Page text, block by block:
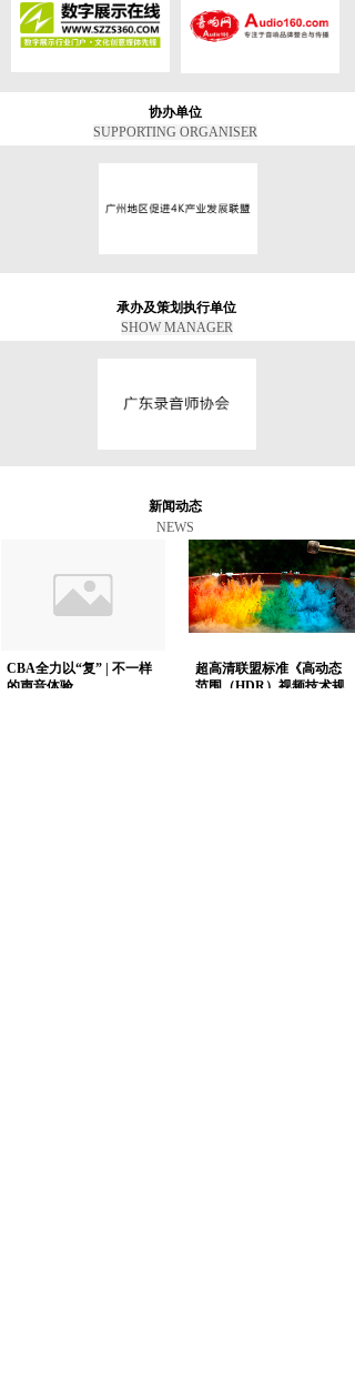
协办单位
SUPPORTING ORGANISER
承办及策划执行单位
SHOW MANAGER
新闻动态
NEWS
CBA全力以“复” | 不一样
的声音体验
超高清联盟标准《高动态
范围（HDR）视频技术规